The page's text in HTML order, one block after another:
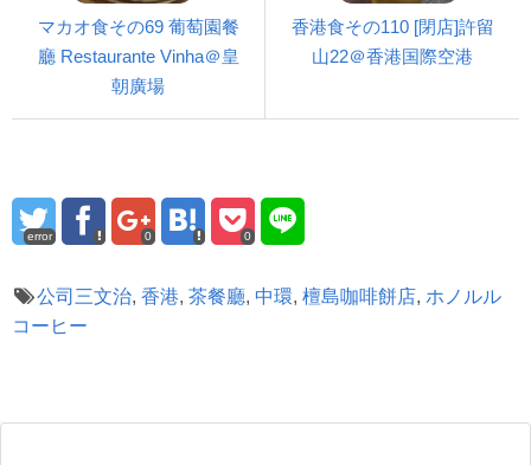
マカオ食その69 葡萄園餐
廳 Restaurante Vinha＠皇
朝廣場
香港食その110 [閉店]許留
山22＠香港国際空港
error 0 0
公司三文治, 香港, 茶餐廳, 中環, 檀島咖啡餅店, ホノルル
コーヒー